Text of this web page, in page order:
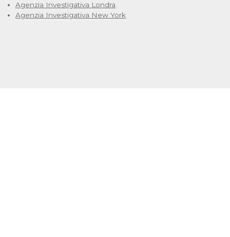
Agenzia Investigativa Londra
Agenzia Investigativa New York